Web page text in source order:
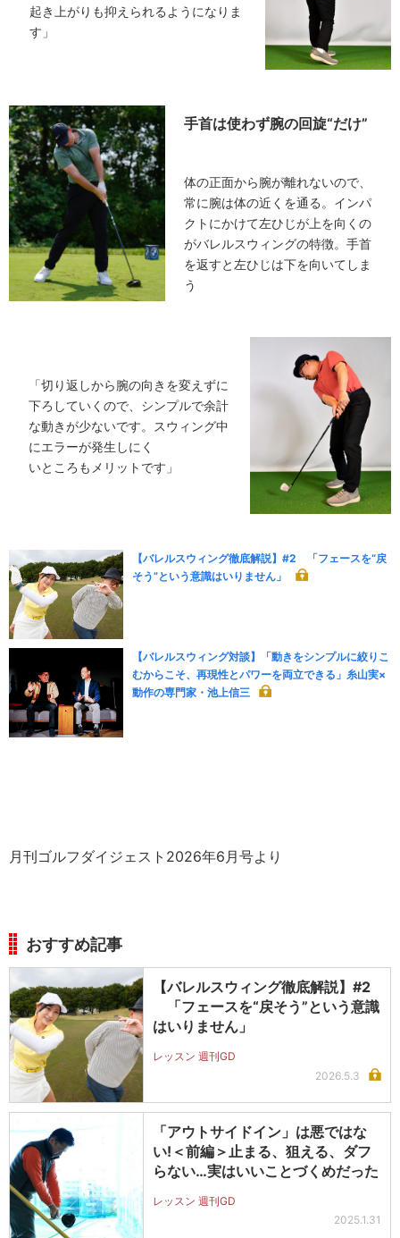
起き上がりも抑えられるようになりま
す」
手首は使わず腕の回旋“だけ”
体の正面から腕が離れないので、
常に腕は体の近くを通る。インパ
クトにかけて左ひじが上を向くの
がバレルスウィングの特徴。手首
を返すと左ひじは下を向いてしま
う
「切り返しから腕の向きを変えずに
下ろしていくので、シンプルで余計
な動きが少ないです。スウィング中
にエラーが発生しにく
いところもメリットです」
【バレルスウィング徹底解説】#2 「フェースを“戻
そう”という意識はいりません」
【バレルスウィング対談】「動きをシンプルに絞りこ
むからこそ、再現性とパワーを両立できる」糸山実×
動作の専門家・池上信三
月刊ゴルフダイジェスト2026年6月号より
おすすめ記事
【バレルスウィング徹底解説】#2
「フェースを“戻そう”という意識
はいりません」
レッスン 週刊GD
2026.5.3
「アウトサイドイン」は悪ではな
い!＜前編＞止まる、狙える、ダフ
らない…実はいいことづくめだった
レッスン 週刊GD
2025.1.31